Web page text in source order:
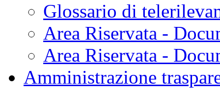
Glossario di
Area Riservata -
Area Riservata -
Amministrazione